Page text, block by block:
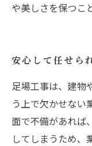
や美しさを保つこ
安心して任せら
足場工事は、建物
う上で欠かせない
面で不備があれば
してしまうため、